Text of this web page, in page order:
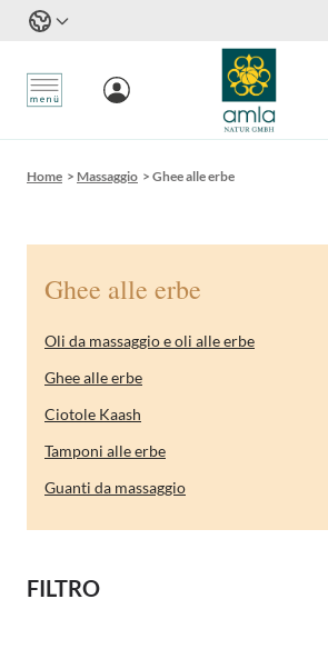
Home > Massaggio > Ghee alle erbe
Ghee alle erbe
Oli da massaggio e oli alle erbe
Ghee alle erbe
Ciotole Kaash
Tamponi alle erbe
Guanti da massaggio
FILTRO